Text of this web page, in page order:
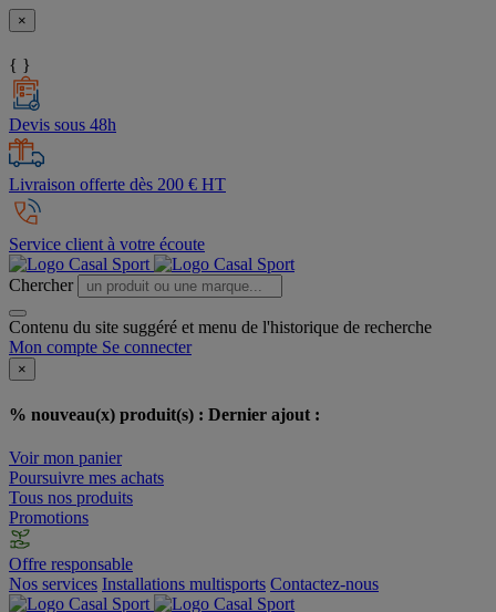
×
{ }
Devis sous 48h
Livraison offerte dès 200 € HT
Service client à votre écoute
Chercher
Contenu du site suggéré et menu de l'historique de recherche
Mon compte Se connecter
×
% nouveau(x) produit(s) : Dernier ajout :
Voir mon panier
Poursuivre mes achats
Tous nos produits
Promotions
Offre responsable
Nos services Installations multisports Contactez-nous